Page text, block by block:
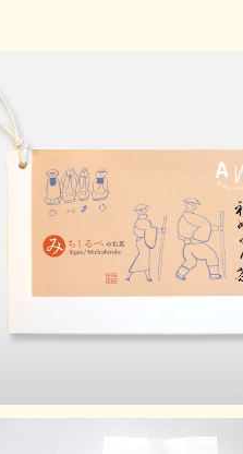
福めぐり茶・みちしるべ
¥1,080